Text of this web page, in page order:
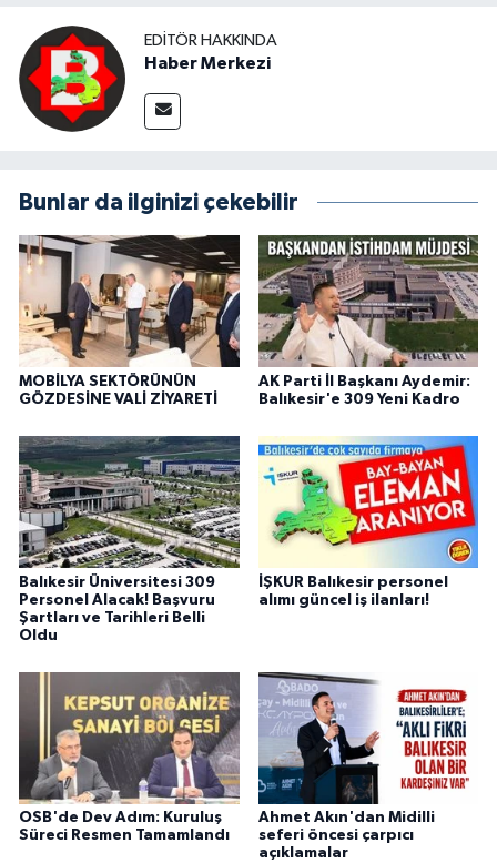
EDITÖR HAKKINDA
Haber Merkezi
Bunlar da ilginizi çekebilir
MOBİLYA SEKTÖRÜNÜN
GÖZDESİNE VALİ ZİYARETİ
AK Parti İl Başkanı Aydemir:
Balıkesir'e 309 Yeni Kadro
Balıkesir Üniversitesi 309
Personel Alacak! Başvuru
Şartları ve Tarihleri Belli
Oldu
İŞKUR Balıkesir personel
alımı güncel iş ilanları!
OSB'de Dev Adım: Kuruluş
Süreci Resmen Tamamlandı
Ahmet Akın'dan Midilli
seferi öncesi çarpıcı
açıklamalar